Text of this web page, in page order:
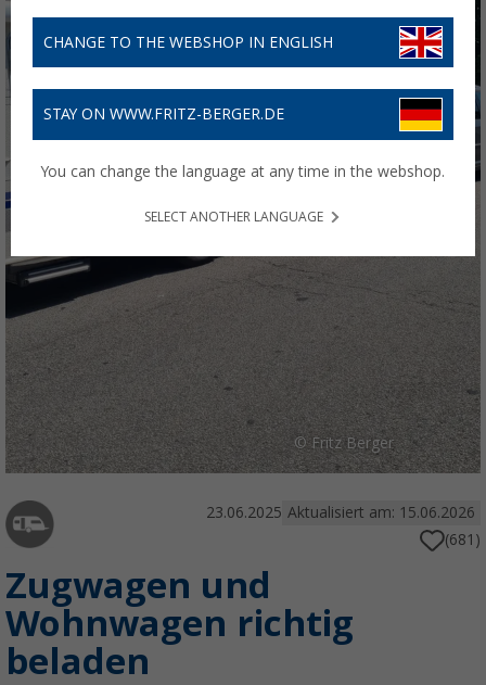
© Fritz Berger
23.06.2025 Aktualisiert am: 15.06.2026
(681)
Zugwagen und
Wohnwagen richtig
beladen
CHANGE TO THE WEBSHOP IN ENGLISH
STAY ON WWW.FRITZ-BERGER.DE
You can change the language at any time in the webshop.
SELECT ANOTHER LANGUAGE